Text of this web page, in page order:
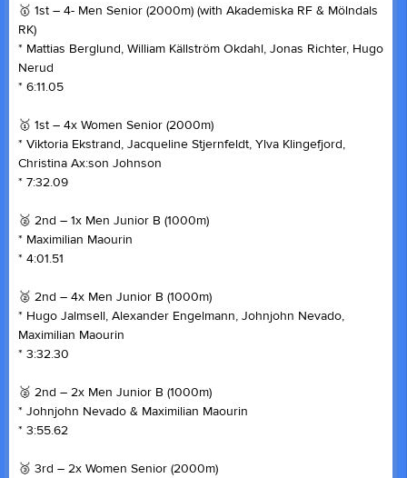
🥇 1st – 4- Men Senior (2000m) (with Akademiska RF & Mölndals
RK)
* Mattias Berglund, William Källström Okdahl, Jonas Richter, Hugo
Nerud
* 6:11.05
🥇 1st – 4x Women Senior (2000m)
* Viktoria Ekstrand, Jacqueline Stjernfeldt, Ylva Klingefjord,
Christina Ax:son Johnson
* 7:32.09
🥈 2nd – 1x Men Junior B (1000m)
* Maximilian Maourin
* 4:01.51
🥈 2nd – 4x Men Junior B (1000m)
* Hugo Jalmsell, Alexander Engelmann, Johnjohn Nevado,
Maximilian Maourin
* 3:32.30
🥈 2nd – 2x Men Junior B (1000m)
* Johnjohn Nevado & Maximilian Maourin
* 3:55.62
🥉 3rd – 2x Women Senior (2000m)